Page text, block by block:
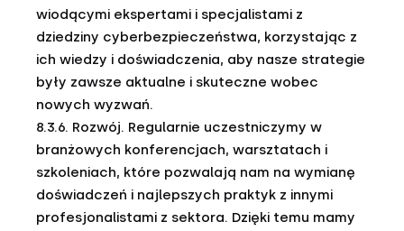
wiodącymi ekspertami i specjalistami z
dziedziny cyberbezpieczeństwa, korzystając z
ich wiedzy i doświadczenia, aby nasze strategie
były zawsze aktualne i skuteczne wobec
nowych wyzwań.
8.3.6. Rozwój. Regularnie uczestniczymy w
branżowych konferencjach, warsztatach i
szkoleniach, które pozwalają nam na wymianę
doświadczeń i najlepszych praktyk z innymi
profesjonalistami z sektora. Dzięki temu mamy